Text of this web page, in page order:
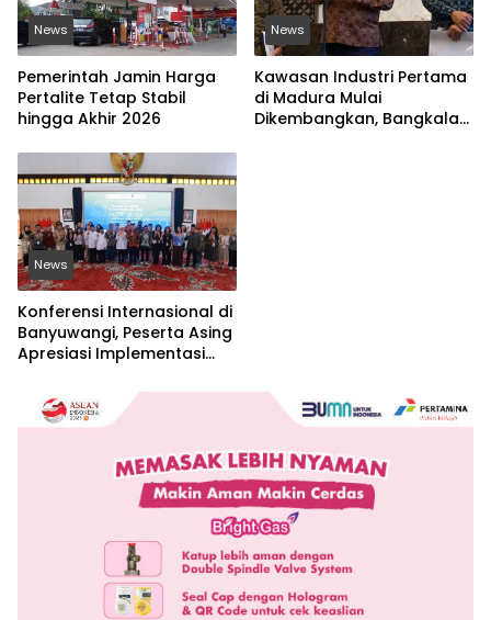
News
Pemerintah Jamin Harga
Pertalite Tetap Stabil
hingga Akhir 2026
News
Kawasan Industri Pertama
di Madura Mulai
Dikembangkan, Bangkalan
News
Konferensi Internasional di
Banyuwangi, Peserta Asing
Apresiasi Implementasi